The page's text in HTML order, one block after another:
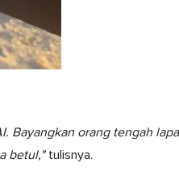
Bayangkan orang tengah
betul,"tulisnya.